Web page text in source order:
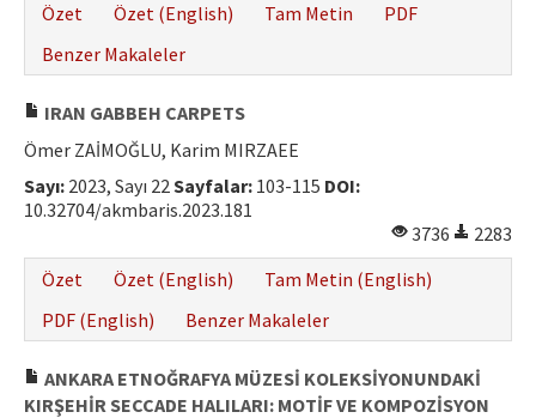
Özet
Özet (English) Tam Metin
PDF
Benzer Makaleler
IRAN GABBEH CARPETS
Ömer ZAİMOĞLU, Karim MIRZAEE
Sayı: 2023, Sayı 22Sayfalar: 103-115 DOI:
10.32704/akmbaris.2023.181
3736
2283
Özet
Özet (English)
Tam Metin (English)
PDF (English)
Benzer Makaleler
ANKARA ETNOĞRAFYA MÜZESİ KOLEKSİYONUNDAKİ
KIRŞEHİR SECCADE HALILARI: MOTİF VE KOMPOZİSYON